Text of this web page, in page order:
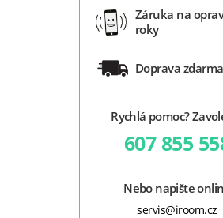
Záruka na
roky
Doprava zdarma
Rychlá pomoc?
607 855
Nebo napište
servis@iroom.cz